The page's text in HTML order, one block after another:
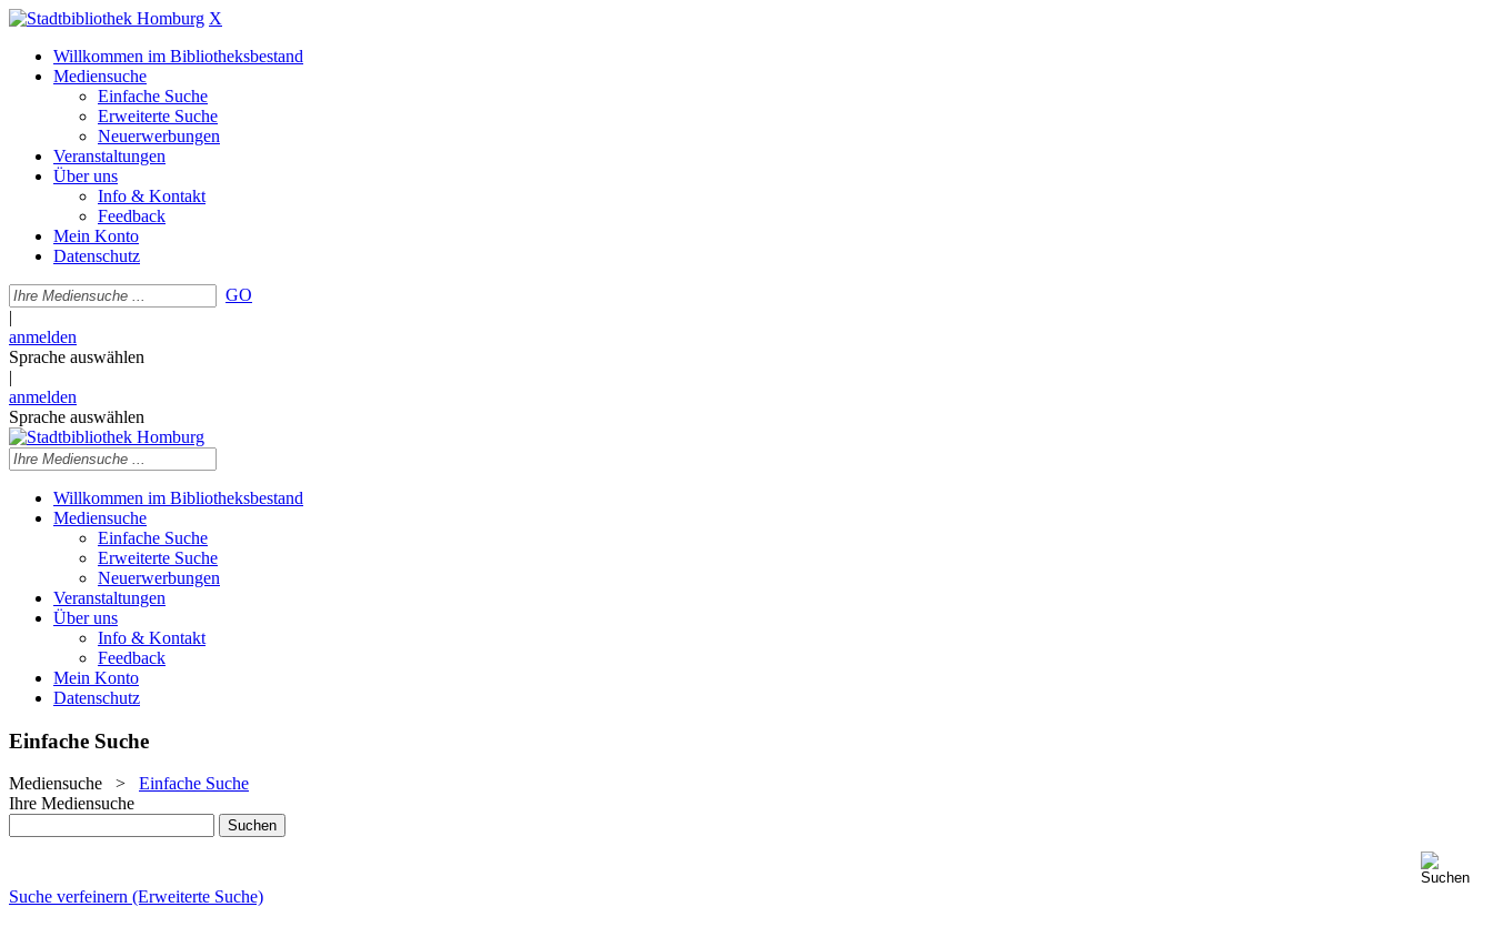
X
Willkommen im Bibliotheksbestand
Mediensuche
Einfache Suche
Erweiterte Suche
Neuerwerbungen
Veranstaltungen
Über uns
Info & Kontakt
Feedback
Mein Konto
Datenschutz
GO
|
anmelden
Sprache auswählen
|
anmelden
Sprache auswählen
Willkommen im Bibliotheksbestand
Mediensuche
Einfache Suche
Erweiterte Suche
Neuerwerbungen
Veranstaltungen
Über uns
Info & Kontakt
Feedback
Mein Konto
Datenschutz
Einfache Suche
Mediensuche > Einfache Suche
Ihre Mediensuche
Suche verfeinern (Erweiterte Suche)